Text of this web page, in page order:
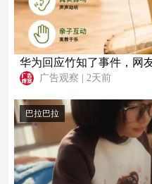
华为回应竹知了事件，网
广告观察 | 2天前
巴拉巴拉